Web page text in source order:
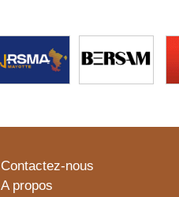
Contactez-nous
A propos